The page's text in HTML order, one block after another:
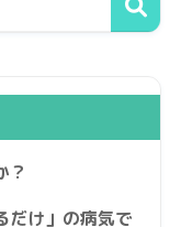
？
だけ」の病気で